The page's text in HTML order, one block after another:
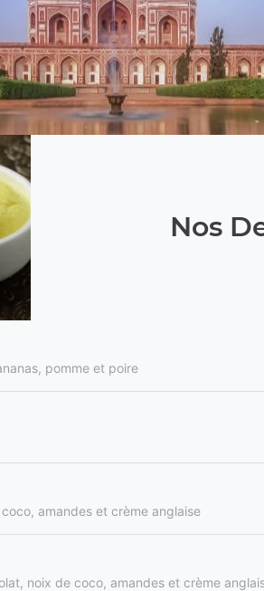
Nos
pomme et poire
amandes et crème anglaise
noix de coco, amandes et crème